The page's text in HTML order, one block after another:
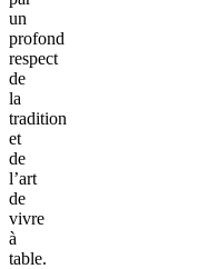
un
profond
respect
de
la
tradition
et
de
l’art
de
vivre
à
table.